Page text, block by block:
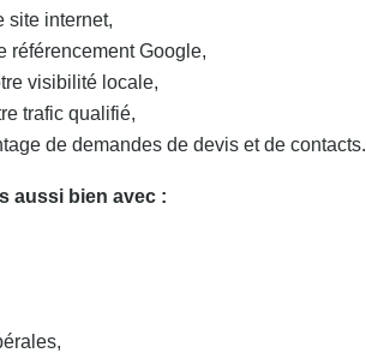
site internet,
référencement Google,
visibilité locale,
trafic qualifié,
de demandes de devis et de contacts.
aussi bien avec :